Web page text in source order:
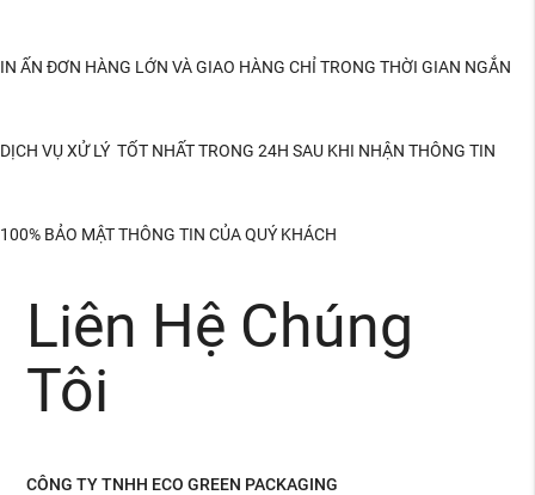
IN ẤN ĐƠN HÀNG LỚN VÀ GIAO HÀNG CHỈ TRONG THỜI GIAN NGẮN
DỊCH VỤ XỬ LÝ TỐT NHẤT TRONG 24H SAU KHI NHẬN THÔNG TIN
100% BẢO MẬT THÔNG TIN CỦA QUÝ KHÁCH
Liên Hệ Chúng
Tôi
CÔNG TY TNHH ECO GREEN PACKAGING